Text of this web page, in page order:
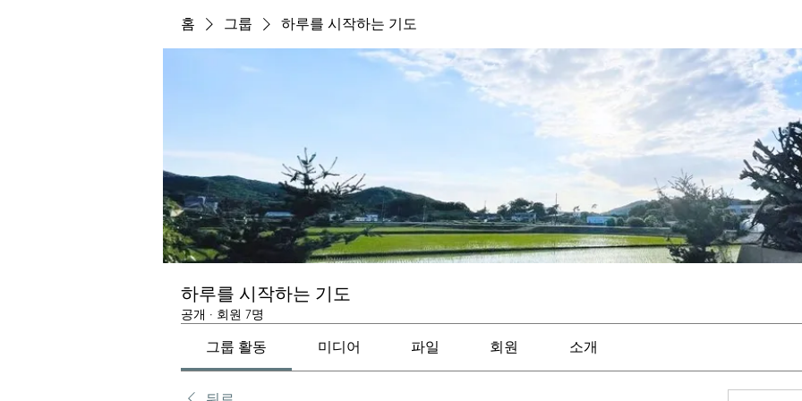
홈 그룹 하루를 시작하는 기도
하루를 시작하는 기도
공개 · 회원 7명
그룹 활동 미디어 파일 회원 소개